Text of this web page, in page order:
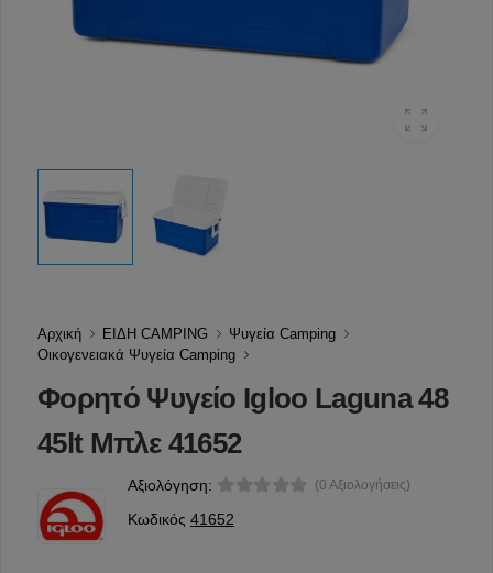
Αρχική ΕΙΔΗ CAMPING
Ψυγεία Camping
Οικογενειακά Ψυγεία Camping
Φορητό Ψυγείο Igloo Laguna 48
45lt Μπλε 41652
Αξιολόγηση: (0 Αξιολογήσεις)
Κωδικός 41652